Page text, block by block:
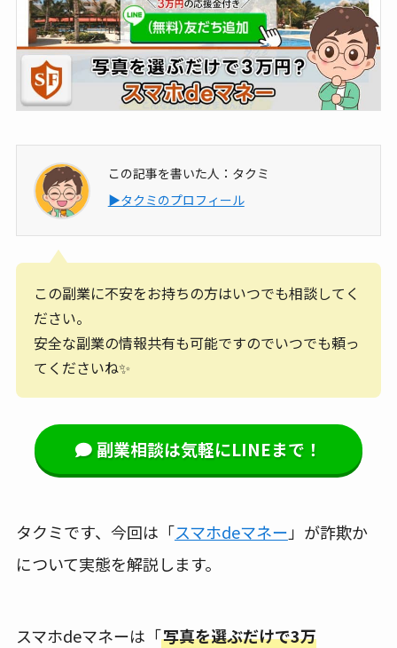
この記事を書いた人：タクミ
▶タクミのプロフィール
この副業に不安をお持ちの方はいつでも相談してく
ださい。
安全な副業の情報共有も可能ですのでいつでも頼っ
てくださいね✨
副業相談は気軽にLINEまで！
タクミです、今回は「スマホdeマネー 」が詐欺か
について実態を解説します。
スマホdeマネーは「写真を選ぶだけで3万